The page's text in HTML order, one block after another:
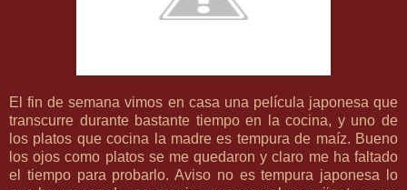
El fin de semana vimos en casa una película japonesa que
transcurre durante bastante tiempo en la cocina, y uno de
los platos que cocina la madre es tempura de maíz. Bueno
los ojos como platos se me quedaron y claro me ha faltado
el tiempo para probarlo. Aviso no es tempura japonesa lo